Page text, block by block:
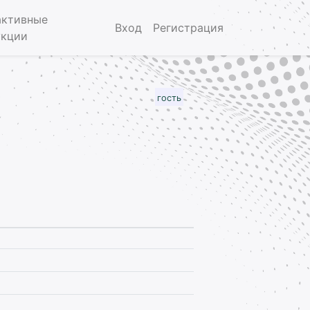
Вход Регистрация
гость